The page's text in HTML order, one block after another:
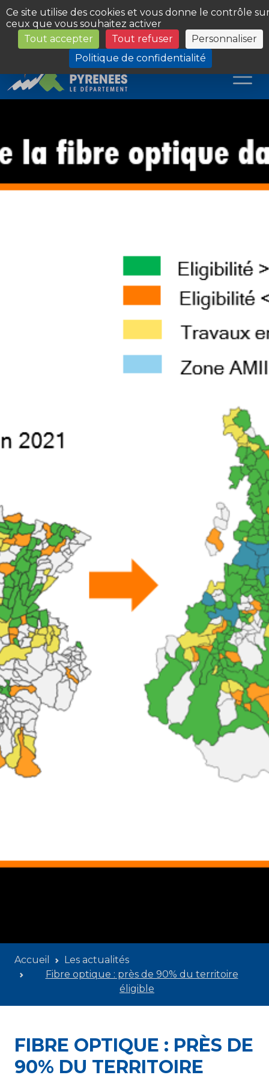
Panneau de gestion des cookies
Ce site utilise des cookies et vous donne le contrôle
ceux que vous souhaitez activer
Tout accepter
Tout refuser
Personnaliser
Politique de confidentialité
Les Sites du Département
Accueil
Les actualités
Fibre optique : près de 90% du territoire
éligible
FIBRE OPTIQUE : PRÈS DE
90% DU TERRITOIRE